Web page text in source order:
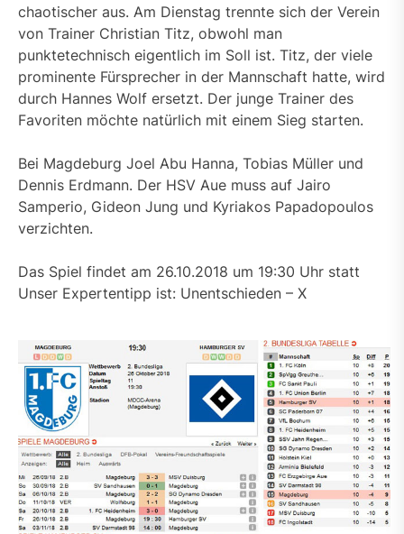
chaotischer aus. Am Dienstag trennte sich der Verein
von Trainer Christian Titz, obwohl man
punktetechnisch eigentlich im Soll ist. Titz, der viele
prominente Fürsprecher in der Mannschaft hatte, wird
durch Hannes Wolf ersetzt. Der junge Trainer des
Favoriten möchte natürlich mit einem Sieg starten.
Bei Magdeburg Joel Abu Hanna, Tobias Müller und
Dennis Erdmann. Der HSV Aue muss auf Jairo
Samperio, Gideon Jung und Kyriakos Papadopoulos
verzichten.
Das Spiel findet am 26.10.2018 um 19:30 Uhr statt
Unser Expertentipp ist: Unentschieden – X